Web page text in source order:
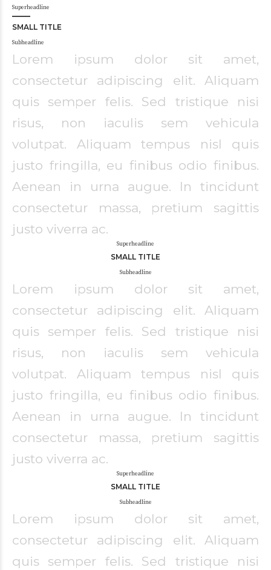
Superheadline
SMALL TITLE
Subheadline
Lorem ipsum dolor sit amet,
consectetur adipiscing elit. Aliquam
quis semper felis. Sed tristique nisi
risus, non iaculis sem vehicula
volutpat. Aliquam tempus nisl quis
justo fringilla, eu finibus odio finibus.
Aenean in urna augue. In tincidunt
consectetur massa, pretium sagittis
justo viverra ac.
Superheadline
SMALL TITLE
Subheadline
Lorem ipsum dolor sit amet,
consectetur adipiscing elit. Aliquam
quis semper felis. Sed tristique nisi
risus, non iaculis sem vehicula
volutpat. Aliquam tempus nisl quis
justo fringilla, eu finibus odio finibus.
Aenean in urna augue. In tincidunt
consectetur massa, pretium sagittis
justo viverra ac.
Superheadline
SMALL TITLE
Subheadline
Lorem ipsum dolor sit amet,
consectetur adipiscing elit. Aliquam
quis semper felis. Sed tristique nisi